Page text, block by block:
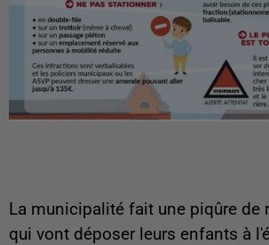
La municipalité fait une piqûre de
qui vont déposer leurs enfants à